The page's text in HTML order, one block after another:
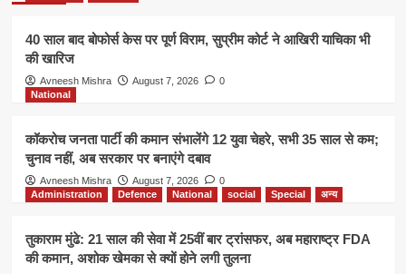
40 साल बाद बोफोर्स केस पर पूर्ण विराम, सुप्रीम कोर्ट ने आखिरी याचिका भी
की खारिज
Avneesh Mishra August 7, 2026
0
National
कॉकरोच जनता पार्टी की कमान संभालेंगे 12 युवा चेहरे, सभी 35 साल से कम;
चुनाव नहीं, अब सरकार पर बनाएंगे दबाव
Avneesh Mishra August 7, 2026
0
Administration
Defence National social Special अन्य
तुकाराम मुंढे: 21 साल की सेवा में 25वीं बार ट्रांसफर, अब महाराष्ट्र FDA
की कमान, अशोक खेमका से क्यों होने लगी तुलना